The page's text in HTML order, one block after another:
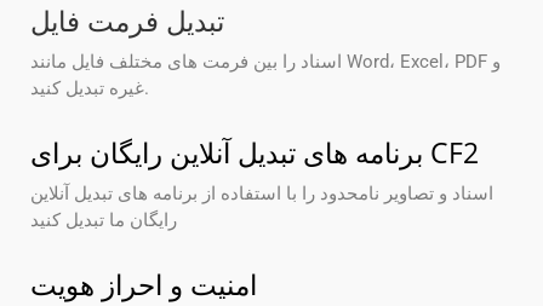
تبدیل فرمت فایل
اسناد را بین فرمت های مختلف فایل مانند Word، Excel، PDF و
غیره تبدیل کنید.
برنامه های تبدیل آنلاین رایگان برای CF2
اسناد و تصاویر نامحدود را با استفاده از برنامه های تبدیل آنلاین
رایگان ما تبدیل کنید
امنیت و احراز هویت